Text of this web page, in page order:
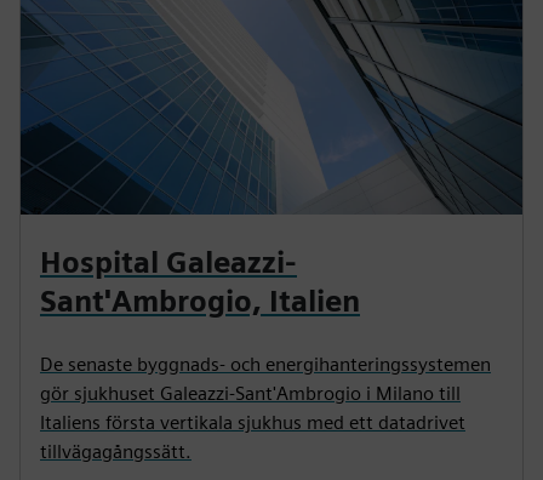
Hospital Galeazzi-
Sant'Ambrogio, Italien
De senaste byggnads- och energihanteringssystemen
gör sjukhuset Galeazzi-Sant'Ambrogio i Milano till
Italiens första vertikala sjukhus med ett datadrivet
tillvägagångssätt.